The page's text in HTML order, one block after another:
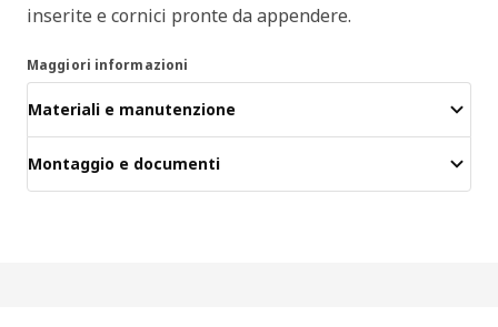
inserite e cornici pronte da appendere.
Maggiori informazioni
Materiali e manutenzione
Montaggio e documenti